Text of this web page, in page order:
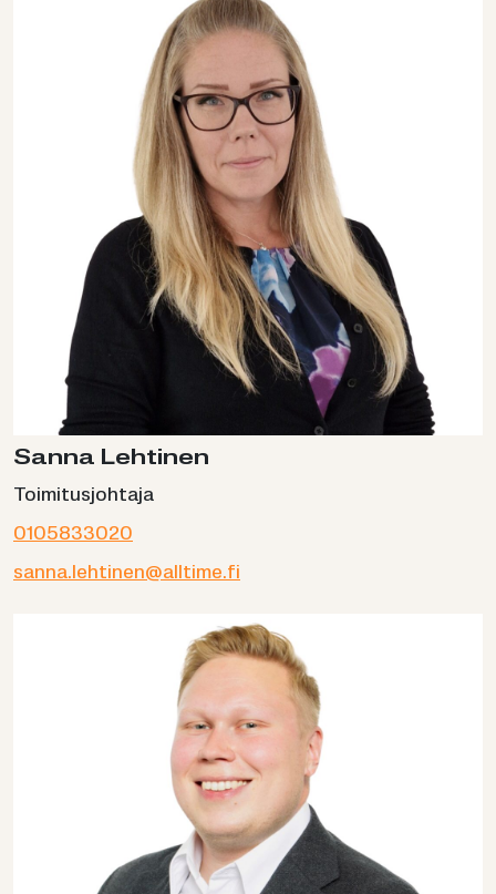
Sanna Lehtinen
Toimitusjohtaja
0105833020
sanna.lehtinen@alltime.fi